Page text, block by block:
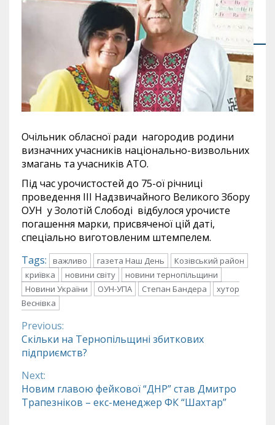
Очільник обласної ради нагородив родини
визначних учасників національно-визвольних
змагань та учасників АТО.
Під час урочистостей до 75-ої річниці
проведення ІІІ Надзвичайного Великого Збору
ОУН у Золотій Слободі відбулося урочисте
погашення марки, присвяченої цій даті,
спеціально виготовленим штемпелем.
Tags:
важливо газета Наш День
Козівський район
криївка
новини світу
новини тернопільщини
Новини України
ОУН-УПА Степан Бандера
хутор
Веснівка
Continue
Reading
Previous:
Скільки на Тернопільщині збиткових
підприємств?
Next:
Новим главою фейкової “ДНР” став Дмитро
Трапезніков – екс-менеджер ФК “Шахтар”